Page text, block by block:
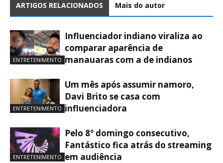
ARTIGOS RELACIONADOS Mais do autor
ENTRETENIMENTO
Influenciador indiano viraliza ao
comparar aparência de
manauaras com a de indianos
ENTRETENIMENTO
Um mês após assumir namoro,
Davi Brito se casa com
influenciadora
ENTRETENIMENTO
Pelo 8º domingo consecutivo,
Fantástico fica atrás do streaming
em audiência